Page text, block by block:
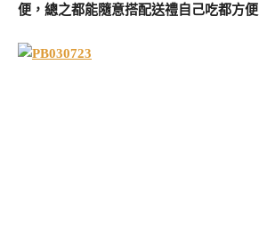
便，總之都能隨意搭配送禮自己吃都方便